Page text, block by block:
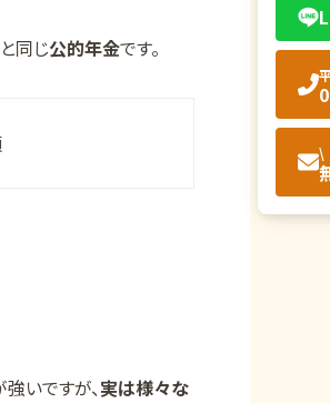
同じ公的年金です。
いですが、実は様々な
\